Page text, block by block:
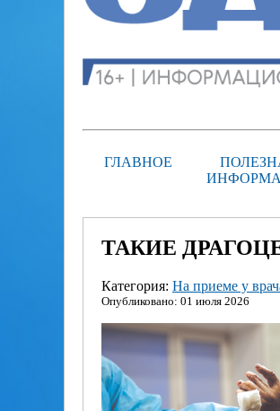
ГЛАВНОЕ
ТАКИЕ
Категория: На приеме у
Опубликовано: 01 июля 2026